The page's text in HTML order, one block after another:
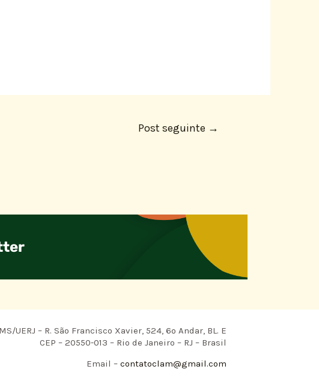
Post seguinte →
UERJ – R. São Francisco Xavier, 524, 6º Andar, BL. E
CEP – 20550-013 – Rio de Janeiro – RJ – Brasil
Email –contatoclam@gmail.com